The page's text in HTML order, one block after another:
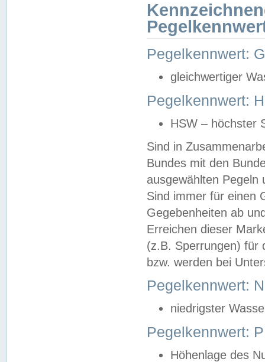
Pegelkennwert:
gleichwertiger
Pegelkennwert:
HSW – höchster
Sind in
Bundes mit den
ausgewählten
Sind immer für einen
Gegebenheiten ab
Erreichen dieser
(z.B. Sperrungen) für
bzw. werden bei
Pegelkennwert:
niedrigster
Pegelkennwert:
Höhenlage des